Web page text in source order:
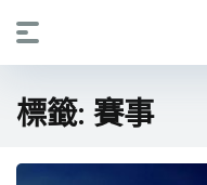
標籤: 賽事